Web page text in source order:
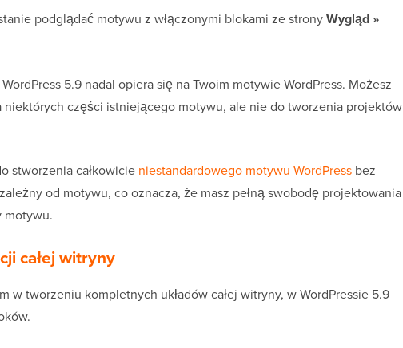
podglądać motywu z włączonymi blokami ze stronyWygląd »
5.9 nadal opiera się na Twoim motywie WordPress. Możesz
niektórych części istniejącego motywu, ale nie do tworzenia projektów
stworzenia całkowicie niestandardowego motywu WordPress bez
od motywu, co oznacza, że masz pełną swobodę projektowania
motywu.
całej witryny
w tworzeniu kompletnych układów całej witryny, w WordPressie 5.9